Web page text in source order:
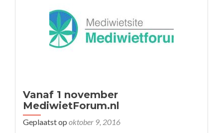
Vanaf 1 november
MediwietForum.nl
Geplaatst op oktober 9, 2016